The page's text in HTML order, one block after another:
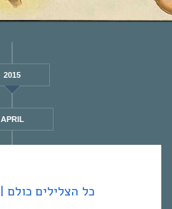
2015
APRIL
Every Noise at Once | כל הצלילים כולם